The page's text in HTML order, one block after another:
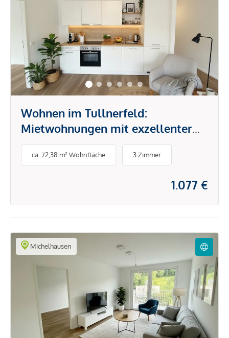
Wohnen im Tullnerfeld:
Mietwohnungen mit exzellenter
Infrastruktur
ca. 72,38 m² Wohnfläche 3 Zimmer
1.077 €
Michelhausen